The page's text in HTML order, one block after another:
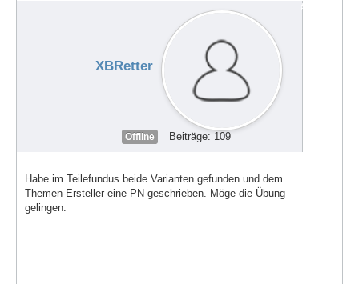
#72254
XBRetter
Offline Beiträge: 109
Habe im Teilefundus beide Varianten gefunden und dem
Themen-Ersteller eine PN geschrieben. Möge die Übung
gelingen.